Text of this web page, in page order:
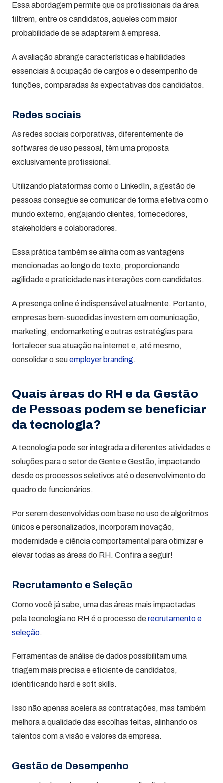
Essa abordagem permite que os profissionais da área
filtrem, entre os candidatos, aqueles com maior
probabilidade de se adaptarem à empresa.
A avaliação abrange características e habilidades
essenciais à ocupação de cargos e o desempenho de
funções, comparadas às expectativas dos candidatos.
Redes sociais
As redes sociais corporativas, diferentemente de
softwares de uso pessoal, têm uma proposta
exclusivamente profissional.
Utilizando plataformas como o LinkedIn, a gestão de
pessoas consegue se comunicar de forma efetiva com o
mundo externo, engajando clientes, fornecedores,
stakeholders e colaboradores.
Essa prática também se alinha com as vantagens
mencionadas ao longo do texto, proporcionando
agilidade e praticidade nas interações com candidatos.
A presença online é indispensável atualmente. Portanto,
empresas bem-sucedidas investem em comunicação,
marketing, endomarketing e outras estratégias para
fortalecer sua atuação na internet e, até mesmo,
consolidar o seuemployer branding.
Quais áreas do RH e da Gestão
de Pessoas podem se beneficiar
da tecnologia?
A tecnologia pode ser integrada a diferentes atividades e
soluções para o setor de Gente e Gestão, impactando
desde os processos seletivos até o desenvolvimento do
quadro de funcionários.
Por serem desenvolvidas com base no uso de algoritmos
únicos e personalizados, incorporam inovação,
modernidade e ciência comportamental para otimizar e
elevar todas as áreas do RH. Confira a seguir!
Recrutamento e Seleção
Como você já sabe, uma das áreas mais impactadas
pela tecnologia no RH é o processo derecrutamento e
seleção.
Ferramentas de análise de dados possibilitam uma
triagem mais precisa e eficiente de candidatos,
identificando hard e soft skills.
Isso não apenas acelera as contratações, mas também
melhora a qualidade das escolhas feitas, alinhando os
talentos com a visão e valores da empresa.
Gestão de Desempenho